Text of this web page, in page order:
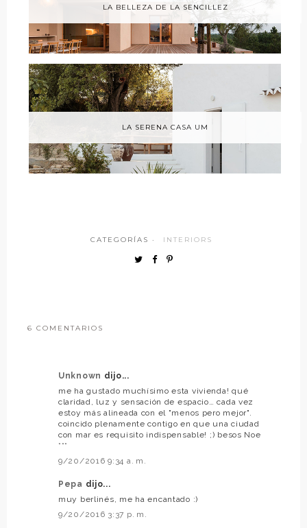
LA BELLEZA DE LA SENCILLEZ
LA SERENA CASA UM
CATEGORÍAS · INTERIORS
6 COMENTARIOS
Unknown dijo...
me ha gustado muchísimo esta vivienda! qué
claridad, luz y sensación de espacio… cada vez
estoy más alineada con el "menos pero mejor".
coincido plenamente contigo en que una ciudad
con mar es requisito indispensable! ;) besos Noe
***
9/20/2016 9:34 a. m.
Pepa dijo...
muy berlinés, me ha encantado :)
9/20/2016 3:37 p. m.